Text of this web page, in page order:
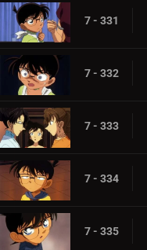
7 - 331
7 - 332
7 - 333
7 - 334
7 - 335